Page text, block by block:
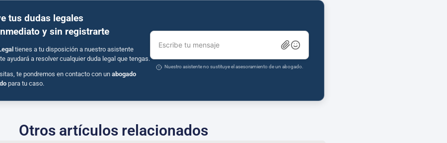
tus dudas legales
y sin registrarte
tienes a tu disposición a nuestro asistente
ayudará a resolver cualquier duda legal que tengas.
te pondremos en contacto con un abogado
para tu caso.
Escribe tu mensaje
Nuestro asistente no sustituye el asesoramiento de un abogado.
Otros artículos relacionados